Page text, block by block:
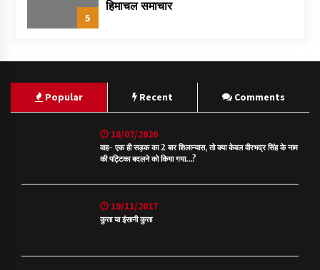
5
हिमाचल समाचार
Popular Recent Comments
18/07/2020
वाह- एक ही सड़क का 2 बार शिलान्यास, तो क्या केवल वीरभद्र सिंह के नाम
की पट्टिका बदलने को किया गया…?
19/11/2017
कुत्ता या इंसानी कुत्ता